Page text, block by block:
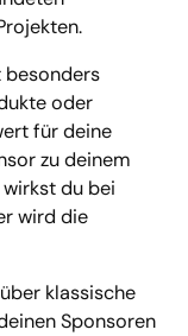
besonders
oder
für deine
zu deinem
du bei
wird die
klassische
Sponsoren